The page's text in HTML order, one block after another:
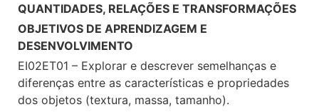
QUANTIDADES, RELAÇÕES E TRANSFORMAÇÕES
OBJETIVOS DE APRENDIZAGEM E
DESENVOLVIMENTO
EI02ET01 – Explorar e descrever semelhanças e
diferenças entre as características e propriedades
dos objetos (textura, massa, tamanho).